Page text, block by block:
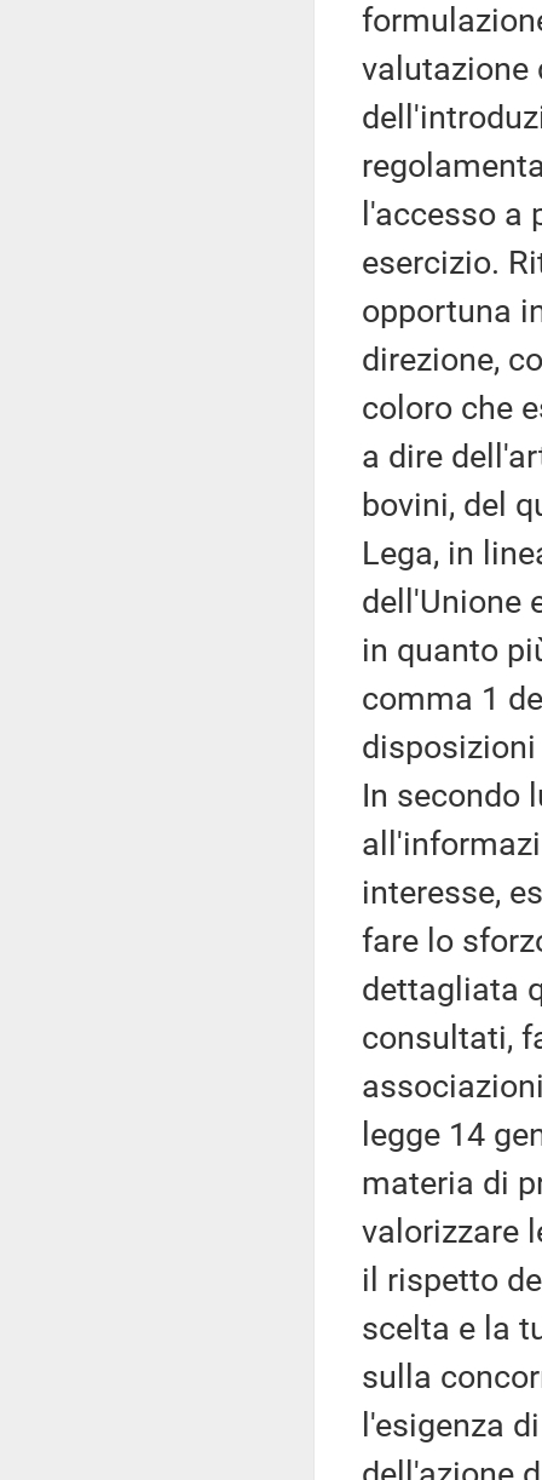
valutazione
l'accesso a
esercizio.
opportuna
direzione,
coloro che
a dire
bovini, del
Lega, in
dell'Unione
in quanto
comma 1
In secondo
interesse,
fare lo
dettagliata
consultati,
legge 14
materia di
valorizzare
il rispetto
scelta e la
sulla
l'esigenza